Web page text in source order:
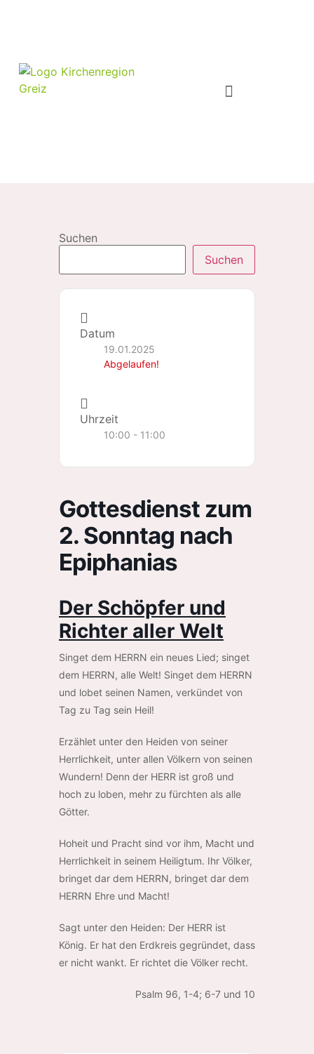
Suchen
Suchen
Datum
19.01.2025
Abgelaufen!
Uhrzeit
10:00 - 11:00
Gottesdienst zum
2. Sonntag nach
Epiphanias
Der Schöpfer und
Richter aller Welt
Singet dem HERRN ein neues Lied; singet
dem HERRN, alle Welt! Singet dem HERRN
und lobet seinen Namen, verkündet von
Tag zu Tag sein Heil!
Erzählet unter den Heiden von seiner
Herrlichkeit, unter allen Völkern von seinen
Wundern! Denn der HERR ist groß und
hoch zu loben, mehr zu fürchten als alle
Götter.
Hoheit und Pracht sind vor ihm, Macht und
Herrlichkeit in seinem Heiligtum. Ihr Völker,
bringet dar dem HERRN, bringet dar dem
HERRN Ehre und Macht!
Sagt unter den Heiden: Der HERR ist
König. Er hat den Erdkreis gegründet, dass
er nicht wankt. Er richtet die Völker recht.
Psalm 96, 1-4; 6-7 und 10